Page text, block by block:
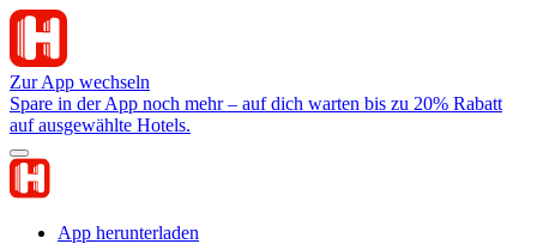
Zur App wechseln
Spare in der App noch mehr – auf dich warten bis zu 20% Rabatt
auf ausgewählte Hotels.
App herunterladen